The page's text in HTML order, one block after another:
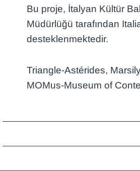
Bu proje, İtalyan Kültür
Müdürlüğü tarafından
desteklenmektedir.
Triangle-Astérides,
MOMus-Museum of